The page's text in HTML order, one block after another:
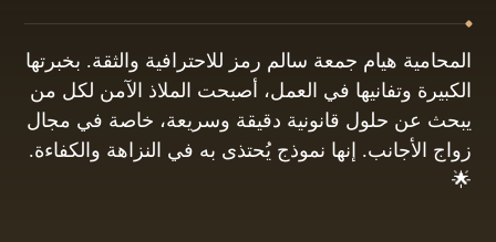
المحامية هيام جمعة سالم رمز للاحترافية والثقة. بخبرتها
الكبيرة وتفانيها في العمل، أصبحت الملاذ الآمن لكل من
يبحث عن حلول قانونية دقيقة وسريعة، خاصة في مجال
زواج الأجانب. إنها نموذج يُحتذى به في النزاهة والكفاءة.
🌟